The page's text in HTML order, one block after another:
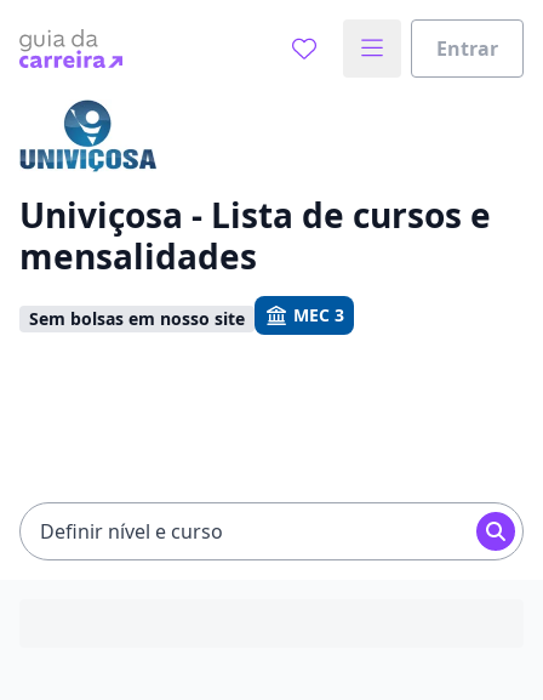
Entrar
Vamos te guiar no caminho ideal para seus estudos
Univiçosa - Lista de cursos e
mensalidades
Sem bolsas em nosso site MEC 3
Definir nível e curso